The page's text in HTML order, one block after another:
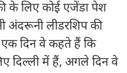
के लिए कोई एजेंडा पेश
अंदरूनी लीडरशिप की
दिन वे कहते हैं कि
दिल्ली में हैं, अगले दिन वे